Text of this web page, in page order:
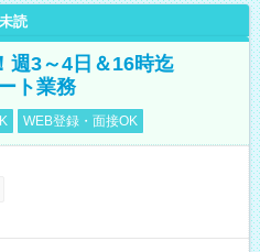
未読
週3～4日＆16時迄
ト業務
WEB登録・面接OK